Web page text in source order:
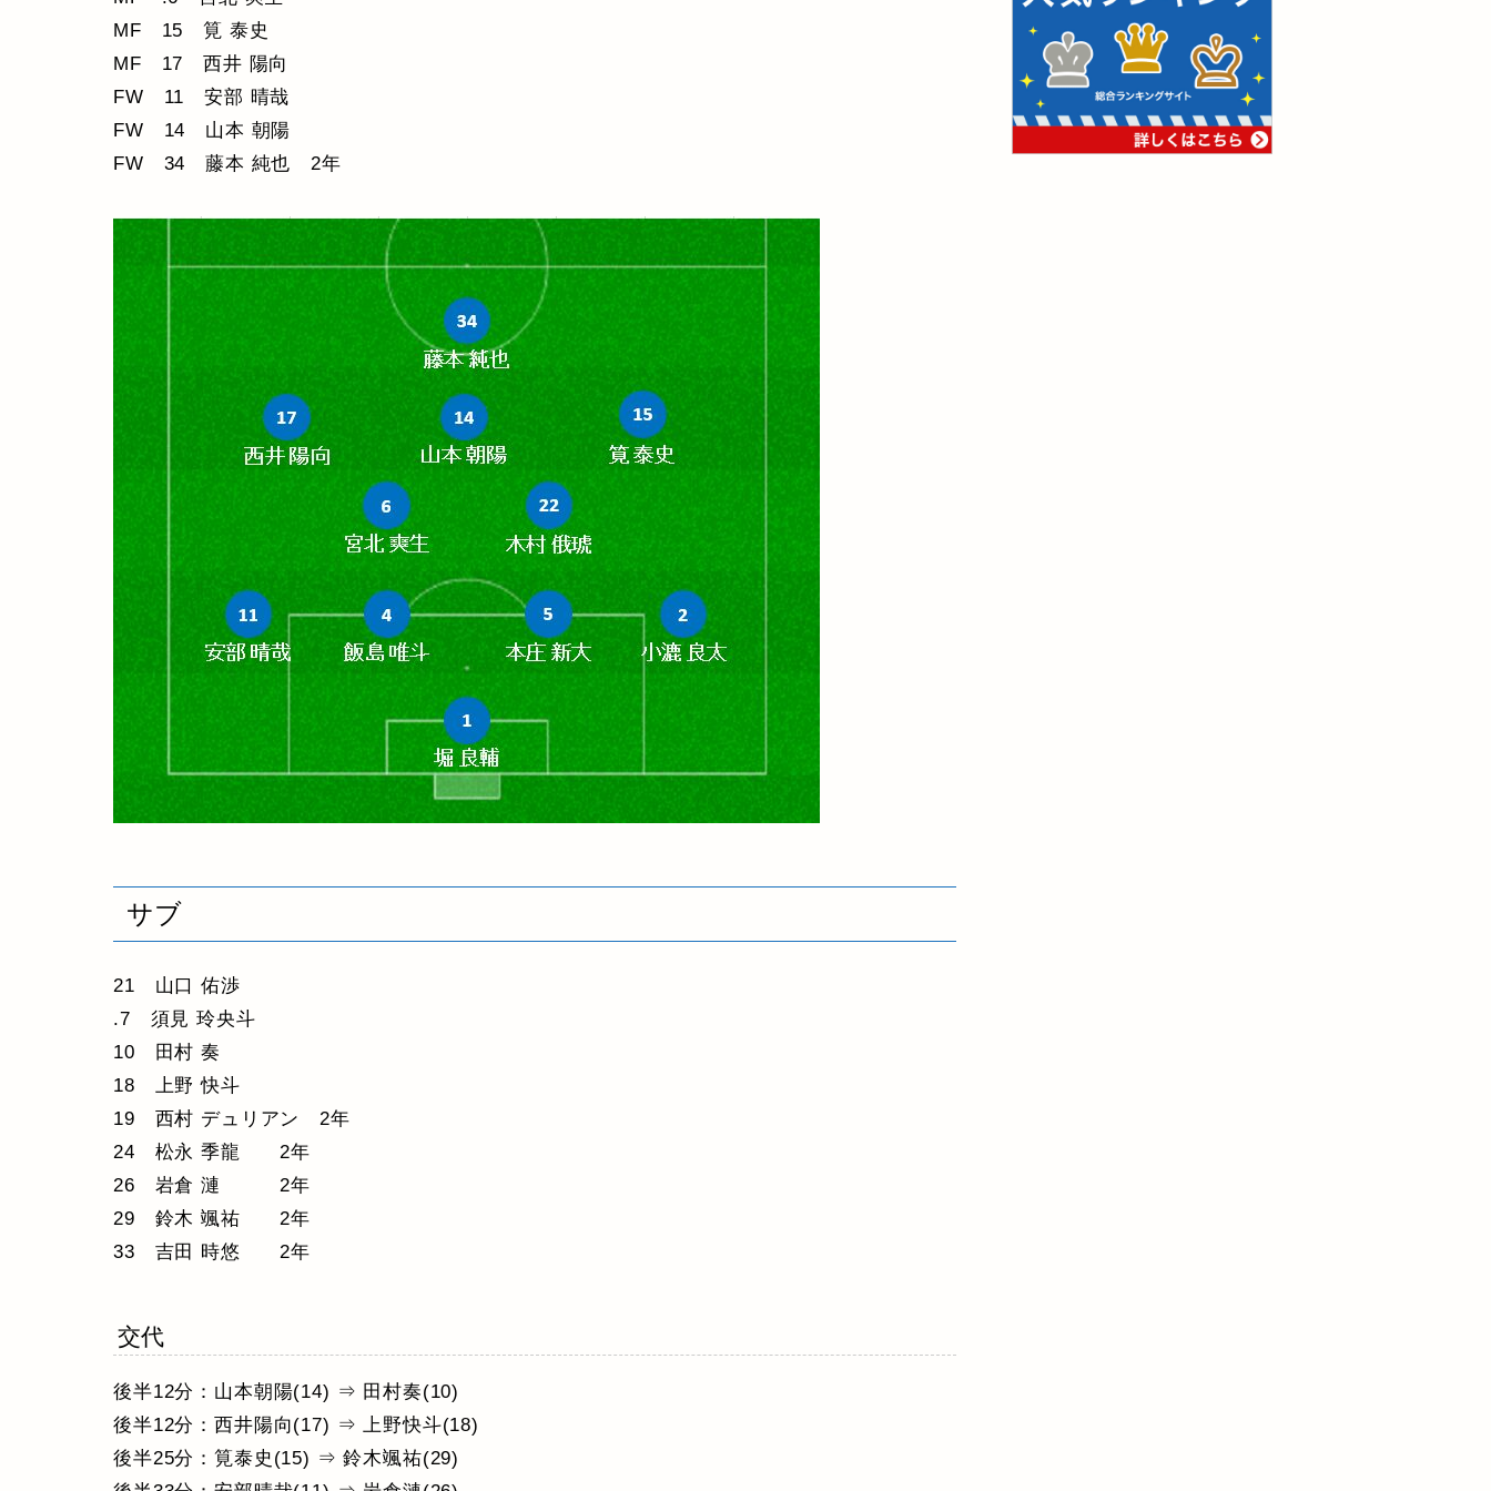
MF 15 筧 泰史
MF 17 西井 陽向
FW 11 安部 晴哉
FW 14 山本 朝陽
FW 34 藤本 純也 2年
サブ
21 山口 佑渉
.7 須見 玲央斗
10 田村 奏
18 上野 快斗
19 西村 デュリアン 2年
24 松永 季龍 2年
26 岩倉 漣 2年
29 鈴木 颯祐 2年
33 吉田 時悠 2年
交代
後半12分：山本朝陽(14) ⇒ 田村奏(10)
後半12分：西井陽向(17) ⇒ 上野快斗(18)
後半25分：筧泰史(15) ⇒ 鈴木颯祐(29)